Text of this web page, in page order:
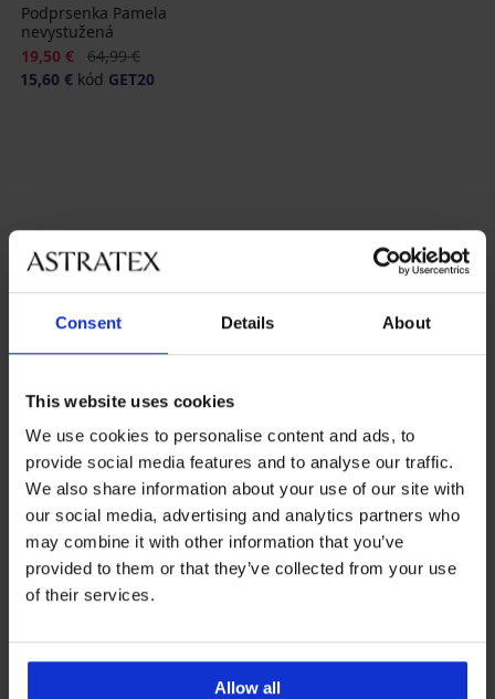
Consent Details About
This website uses cookies
We use cookies to personalise content and ads, to
provide social media features and to analyse our traffic.
We also share information about your use of our site with
our social media, advertising and analytics partners who
may combine it with other information that you’ve
provided to them or that they’ve collected from your use
of their services.
Allow all
Podprsenka Pamela
nevystužená
Zľava
19,50 € Pôvodná cena
64,99 €
15,60 € kód GET20
Najobľúbenejšie značky
Astratex
Dorina LAUMA lingerie
béžová
čierna biela ružová
Najčastejsie vyberané veľkosti
uni
M L XL
8 % z nákupu späť
Výmena a vrátenie
Výhodné poštovné
Chytrý sprievodca